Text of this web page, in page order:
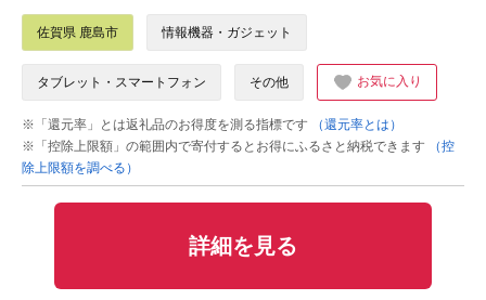
佐賀県 鹿島市 情報機器・ガジェット
タブレット・スマートフォン その他 お気に入り
※「還元率」とは返礼品のお得度を測る指標です
（還元率とは）
※「控除上限額」の範囲内で寄付するとお得にふるさと納税できます
（控
除上限額を調べる）
詳細を見る